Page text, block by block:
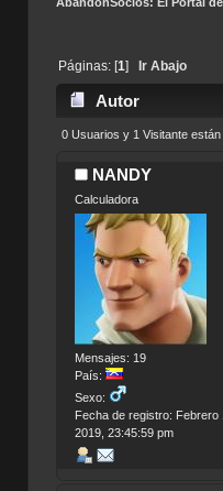
Páginas: [1] Ir Abajo
Autor
0 Usuarios y 1 Visitante están
NANDY
Calculadora
Mensajes: 19
País:
Sexo:
Fecha de registro: Febrero
2019, 23:45:59 pm